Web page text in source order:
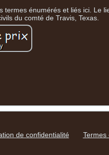
termes énumérés et liés ici. Le
du comté de Travis, Texas.
de confidentialité Termes